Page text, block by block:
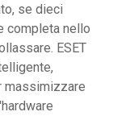
se dieci
completa nello
ESET
massimizzare